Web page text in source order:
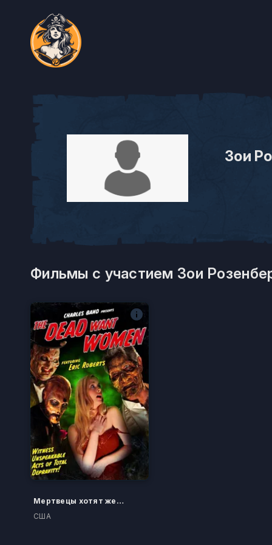
Зои
Фильмы с участием Зои
Мертвецы хотят женщин
США